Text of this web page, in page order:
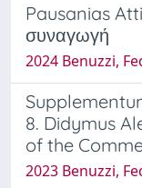
Pausanias
συναγωγή
2024 Benuzzi,
8. Didymus
of the
2023 Benuzzi,